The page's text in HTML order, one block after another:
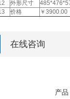
外形尺寸
价格 ￥3900.00
在线咨询
产品